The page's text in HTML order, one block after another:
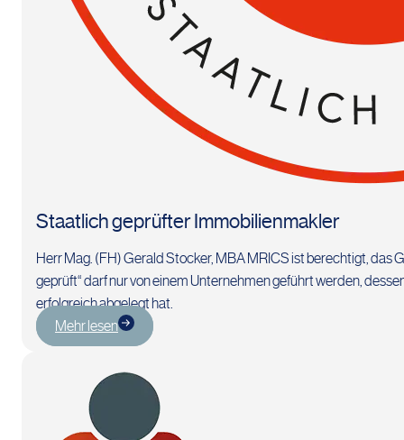
Staatlich geprüfter Immobilienmakler
Herr Mag. (FH) Gerald Stocker, MBA MRICS ist berechtigt, das
geprüft“ darf nur von einem Unternehmen geführt werden,
erfolgreich abgelegt hat.
Mehr lesen